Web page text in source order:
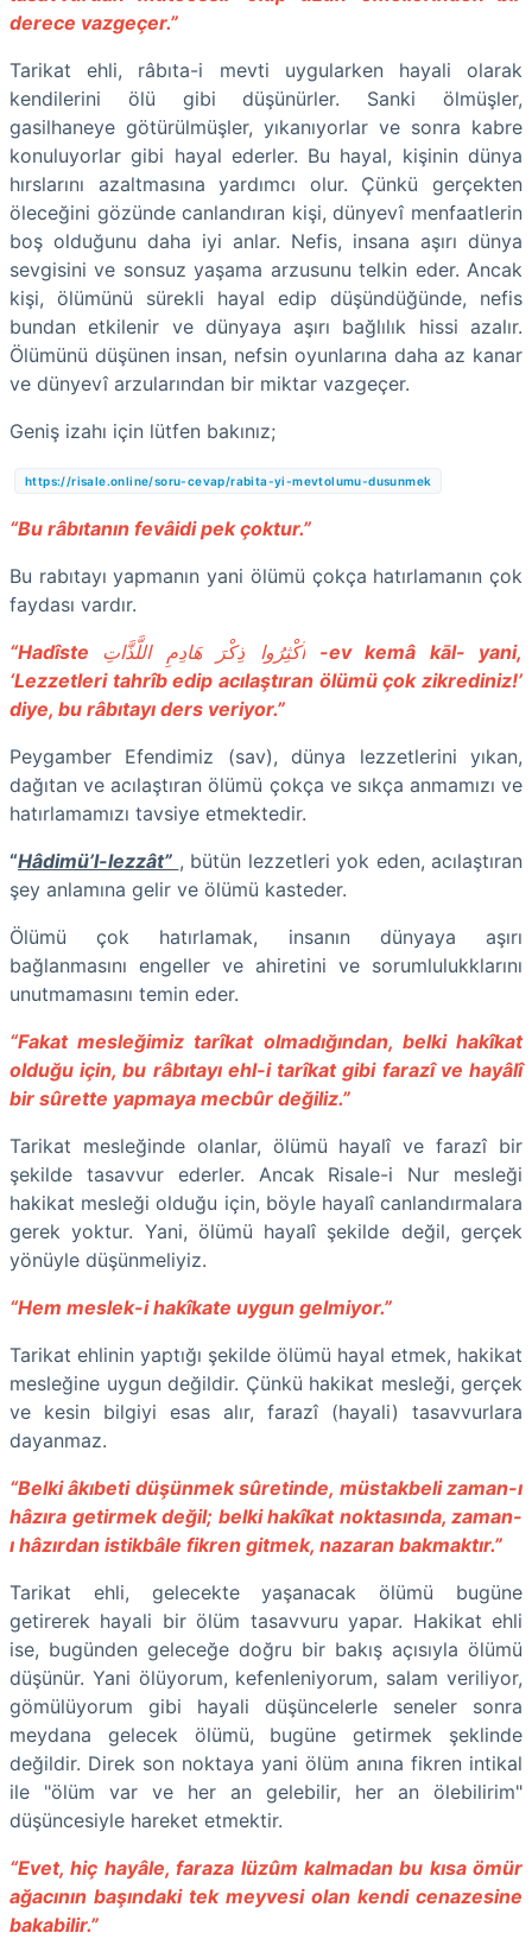
derece vazgeçer.”
Tarikat ehli, râbıta-i mevti uygularken hayali olarak
kendilerini ölü gibi düşünürler. Sanki ölmüşler,
gasilhaneye götürülmüşler, yıkanıyorlar ve sonra kabre
konuluyorlar gibi hayal ederler. Bu hayal, kişinin dünya
hırslarını azaltmasına yardımcı olur. Çünkü gerçekten
öleceğini gözünde canlandıran kişi, dünyevî menfaatlerin
boş olduğunu daha iyi anlar. Nefis, insana aşırı dünya
sevgisini ve sonsuz yaşama arzusunu telkin eder. Ancak
kişi, ölümünü sürekli hayal edip düşündüğünde, nefis
bundan etkilenir ve dünyaya aşırı bağlılık hissi azalır.
Ölümünü düşünen insan, nefsin oyunlarına daha az kanar
ve dünyevî arzularından bir miktar vazgeçer.
Geniş izahı için lütfen bakınız;
https://risale.online/soru-cevap/rabita-yi-mevtolumu-dusunmek
“Bu râbıtanın fevâidi pek çoktur.”
Bu rabıtayı yapmanın yani ölümü çokça hatırlamanın çok
faydası vardır.
“Hadîste اَكْثِرُوا ذِكْرَ هَادِمِ اللَّذَّاتِ
-ev kemâ kāl- yani,
‘Lezzetleri tahrîb edip acılaştıran ölümü çok zikrediniz!’
diye, bu râbıtayı ders veriyor.”
Peygamber Efendimiz (sav), dünya lezzetlerini yıkan,
dağıtan ve acılaştıran ölümü çokça ve sıkça anmamızı ve
hatırlamamızı tavsiye etmektedir.
“Hâdimü’l-lezzât” , bütün lezzetleri yok eden, acılaştıran
şey anlamına gelir ve ölümü kasteder.
Ölümü çok hatırlamak, insanın dünyaya aşırı
bağlanmasını engeller ve ahiretini ve sorumlulukklarını
unutmamasını temin eder.
“Fakat mesleğimiz tarîkat olmadığından, belki hakîkat
olduğu için, bu râbıtayı ehl-i tarîkat gibi farazî ve hayâlî
bir sûrette yapmaya mecbûr değiliz.”
Tarikat mesleğinde olanlar, ölümü hayalî ve farazî bir
şekilde tasavvur ederler. Ancak Risale-i Nur mesleği
hakikat mesleği olduğu için, böyle hayalî canlandırmalara
gerek yoktur. Yani, ölümü hayalî şekilde değil, gerçek
yönüyle düşünmeliyiz.
“Hem meslek-i hakîkate uygun gelmiyor.”
Tarikat ehlinin yaptığı şekilde ölümü hayal etmek, hakikat
mesleğine uygun değildir. Çünkü hakikat mesleği, gerçek
ve kesin bilgiyi esas alır, farazî (hayali) tasavvurlara
dayanmaz.
“Belki âkıbeti düşünmek sûretinde, müstakbeli zaman-ı
hâzıra getirmek değil; belki hakîkat noktasında, zaman-
ı hâzırdan istikbâle fikren gitmek, nazaran bakmaktır.”
Tarikat ehli, gelecekte yaşanacak ölümü bugüne
getirerek hayali bir ölüm tasavvuru yapar. Hakikat ehli
ise, bugünden geleceğe doğru bir bakış açısıyla ölümü
düşünür. Yani ölüyorum, kefenleniyorum, salam veriliyor,
gömülüyorum gibi hayali düşüncelerle seneler sonra
meydana gelecek ölümü, bugüne getirmek şeklinde
değildir. Direk son noktaya yani ölüm anına fikren intikal
ile "ölüm var ve her an gelebilir, her an ölebilirim"
düşüncesiyle hareket etmektir.
“Evet, hiç hayâle, faraza lüzûm kalmadan bu kısa ömür
ağacının başındaki tek meyvesi olan kendi cenazesine
bakabilir.”